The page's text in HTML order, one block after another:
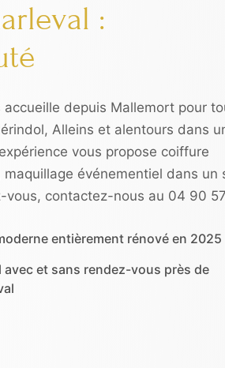
:
accueille depuis Mallemort pour
Alleins et alentours dans
vous propose coiffure
événementiel dans un
vous, contactez-nous au 04 90
entièrement rénové en 2025
avec et sans rendez-vous près de